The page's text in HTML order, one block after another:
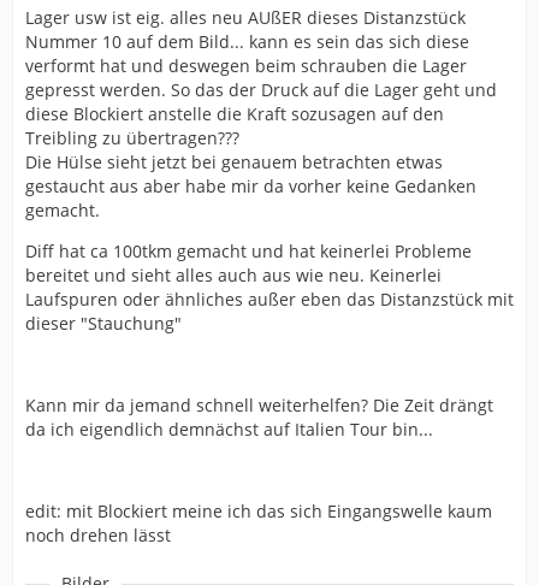
Lager usw ist eig. alles neu AUßER dieses Distanzstück
Nummer 10 auf dem Bild... kann es sein das sich diese
verformt hat und deswegen beim schrauben die Lager
gepresst werden. So das der Druck auf die Lager geht und
diese Blockiert anstelle die Kraft sozusagen auf den
Treibling zu übertragen???
Die Hülse sieht jetzt bei genauem betrachten etwas
gestaucht aus aber habe mir da vorher keine Gedanken
gemacht.
Diff hat ca 100tkm gemacht und hat keinerlei Probleme
bereitet und sieht alles auch aus wie neu. Keinerlei
Laufspuren oder ähnliches außer eben das Distanzstück mit
dieser "Stauchung"
Kann mir da jemand schnell weiterhelfen? Die Zeit drängt
da ich eigendlich demnächst auf Italien Tour bin...
edit: mit Blockiert meine ich das sich Eingangswelle kaum
noch drehen lässt